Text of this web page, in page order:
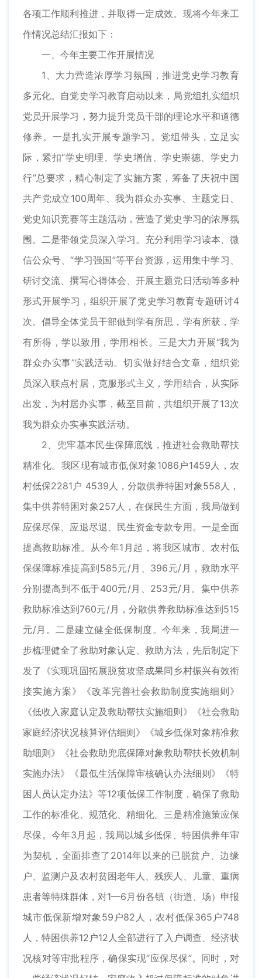
各项工作顺利推进，并取得一定成效。现将今年来工
作情况总结汇报如下：
一、今年主要工作开展情况
1、大力营造浓厚学习氛围，推进党史学习教育
多元化。自党史学习教育启动以来，局党组扎实组织
党员开展学习，努力提升党员干部的理论水平和道德
修养。一是扎实开展专题学习。党组带头，立足实
际，紧扣“学史明理、学史增信、学史崇德、学史力
行”总要求，精心制定了实施方案，筹备了庆祝中国
共产党成立100周年、我为群众办实事、主题党日、
党史知识竞赛等主题活动，营造了党史学习的浓厚氛
围。二是带领党员深入学习。充分利用学习读本、微
信公众号、“学习强国”等平台资源，运用集中学习、
研讨交流、撰写心得体会、开展主题党日活动等多种
形式开展学习，组织开展了党史学习教育专题研讨4
次。倡导全体党员干部做到学有所思，学有所获，学
有所得，学以致用，学用相长。三是大力开展“我为
群众办实事”实践活动。切实做好结合文章，组织党
员深入联点村居，克服形式主义，学用结合，从实际
出发，为村居办实事，截至目前，共组织开展了13次
我为群众办实事实践活动。
2、兜牢基本民生保障底线，推进社会救助帮扶
精准化。我区现有城市低保对象1086户1459人，农
村低保2281户 4539人，分散供养特困对象558人，
集中供养特困对象257人，在保民生方面，我局做到
应保尽保、应退尽退、民生资金专款专用。一是全面
提高救助标准。从今年1月起，将我区城市、农村低
保保障标准提高到585元/月、396元/月，救助水平
分别提高到不低于400元/月、253元/月。集中供养
救助标准达到760元/月，分散供养救助标准达到515
元/月。二是建立健全低保制度。今年来，我局进一
步梳理健全了救助对象认定、救助方法，先后制定下
发了《实现巩固拓展脱贫攻坚成果同乡村振兴有效衔
接实施方案》《改革完善社会救助制度实施细则》
《低收入家庭认定及救助帮扶实施细则》《社会救助
家庭经济状况核算评估细则》《城乡低保对象精准救
助细则》《社会救助兜底保障对象救助帮扶长效机制
实施办法》《最低生活保障审核确认办法细则》《特
困人员认定办法》等12项低保工作制度，确保了救助
工作的标准化、规范化、精细化。三是精准施策应保
尽保。今年3月起，我局以城乡低保、特困供养年审
为契机，全面排查了2014年以来的已脱贫户、边缘
户、监测户及农村贫困老年人、残疾人、儿童、重病
患者等特殊群体，对1—6月份各镇（街道、场）申报
城市低保新增对象59户82人，农村低保365户748
人，特困供养12户12人全部进行了入户调查、经济状
况核对等审批程序，确保实现“应保尽保”。同时，对